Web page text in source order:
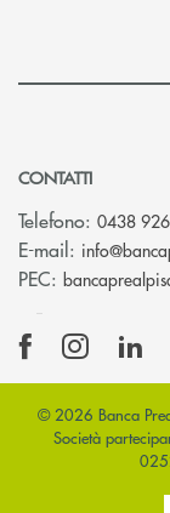
CONTATTI
Telefono: 0438
E-mail:
PEC:
© 2026 Banca
Società